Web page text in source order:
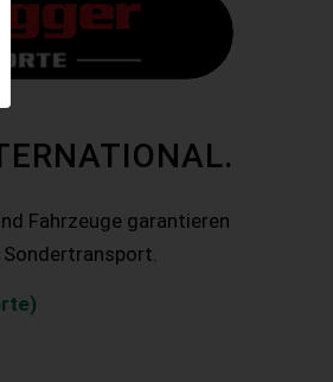
Fahrzeuge garantieren